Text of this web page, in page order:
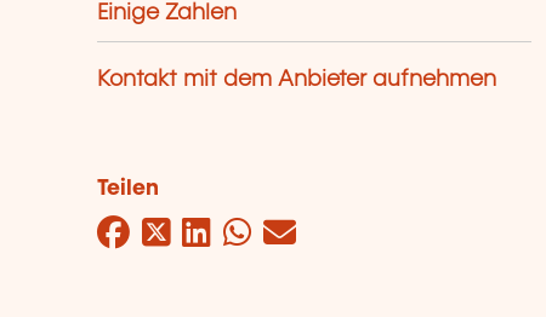
Einige Zahlen
Kontakt mit dem Anbieter aufnehmen
Teilen
Facebook
Twitter
LinkedIn
WhatsApp
Mail